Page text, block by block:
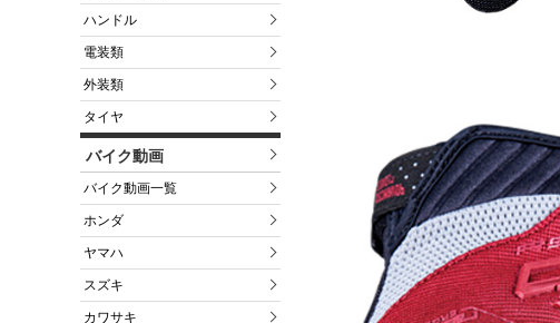
ハンドル
電装類
外装類
タイヤ
バイク動画
バイク動画一覧
ホンダ
ヤマハ
スズキ
カワサキ